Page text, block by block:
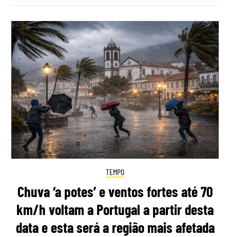
TEMPO
Chuva ‘a potes’ e ventos fortes até 70
km/h voltam a Portugal a partir desta
data e esta será a região mais afetada